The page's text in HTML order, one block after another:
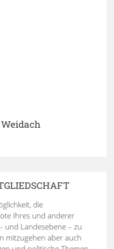
die
Ihres und anderer
und Landesebene – zu
mitzugehen aber auch